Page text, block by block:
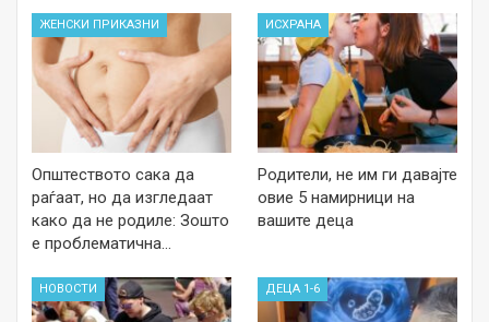
ЖЕНСКИ ПРИКАЗНИ
Општеството сака да
раѓаат, но да изгледаат
како да не родиле: Зошто
е проблематична…
ИСХРАНА
Родители, не им ги давајте
овие 5 намирници на
вашите деца
НОВОСТИ ДЕЦА 1-6